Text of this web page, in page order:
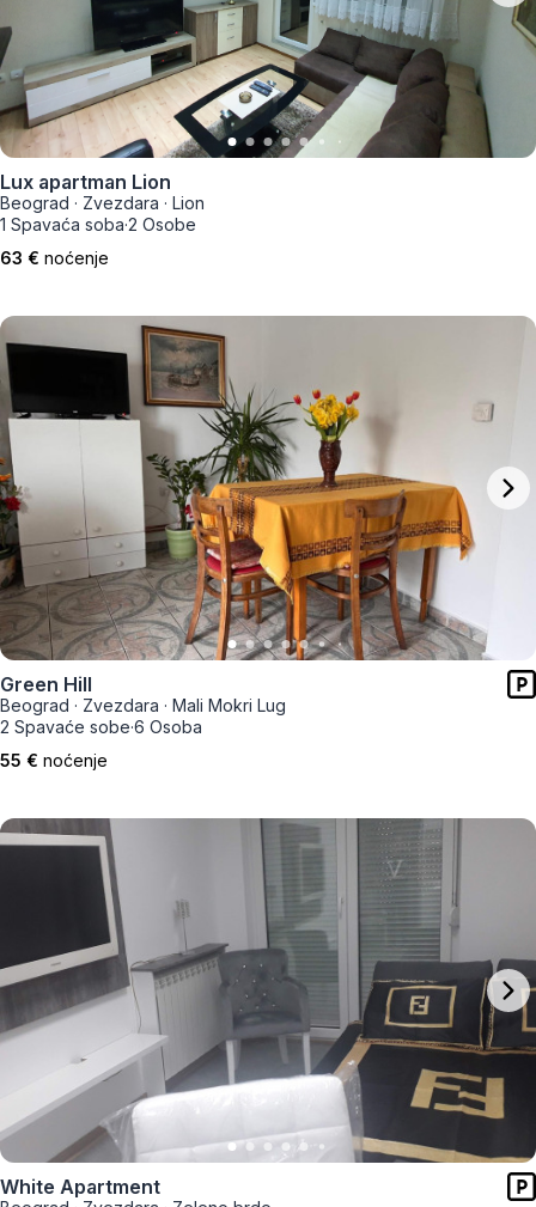
Lux apartman Lion
Beograd · Zvezdara · Lion
1 Spavaća soba·2 Osobe
63 € noćenje
Green Hill
Beograd · Zvezdara · Mali Mokri Lug
2 Spavaće sobe·6 Osoba
55 € noćenje
White Apartment